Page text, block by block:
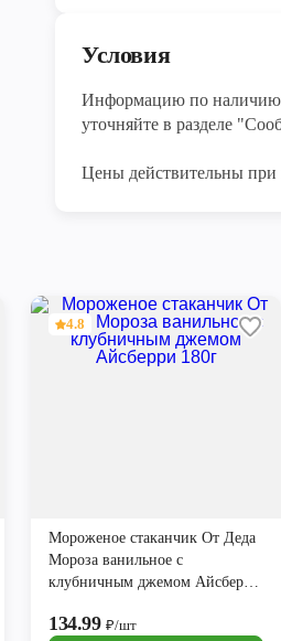
Условия
Информацию по наличию
уточняйте в разделе
Цены действительны
4.8
Мороженое стаканчик От Деда
Мороза ванильное с
клубничным джемом Айсберри
134.99₽/шт